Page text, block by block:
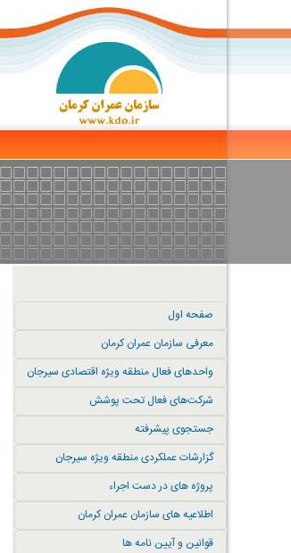
صفحه اول
معرفی سازمان عمران کرمان
واحدهای فعال منطقه ویژه اقتصادی سیرجان
شرکت‌های فعال تحت پوشش
جستجوی پیشرفته
گزارشات عملکردی منطقه ویژه سیرجان
پروژه های در دست اجراء
اطلاعیه های سازمان عمران کرمان
قوانین و آیین نامه ها